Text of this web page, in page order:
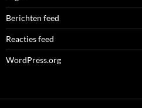
Berichten feed
Reacties feed
WordPress.org